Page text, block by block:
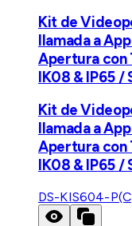
Kit de
llamada a
Apertura con
IK08 & IP65 /
Kit de
llamada a
Apertura con
IK08 & IP65 /
DS-KIS604-